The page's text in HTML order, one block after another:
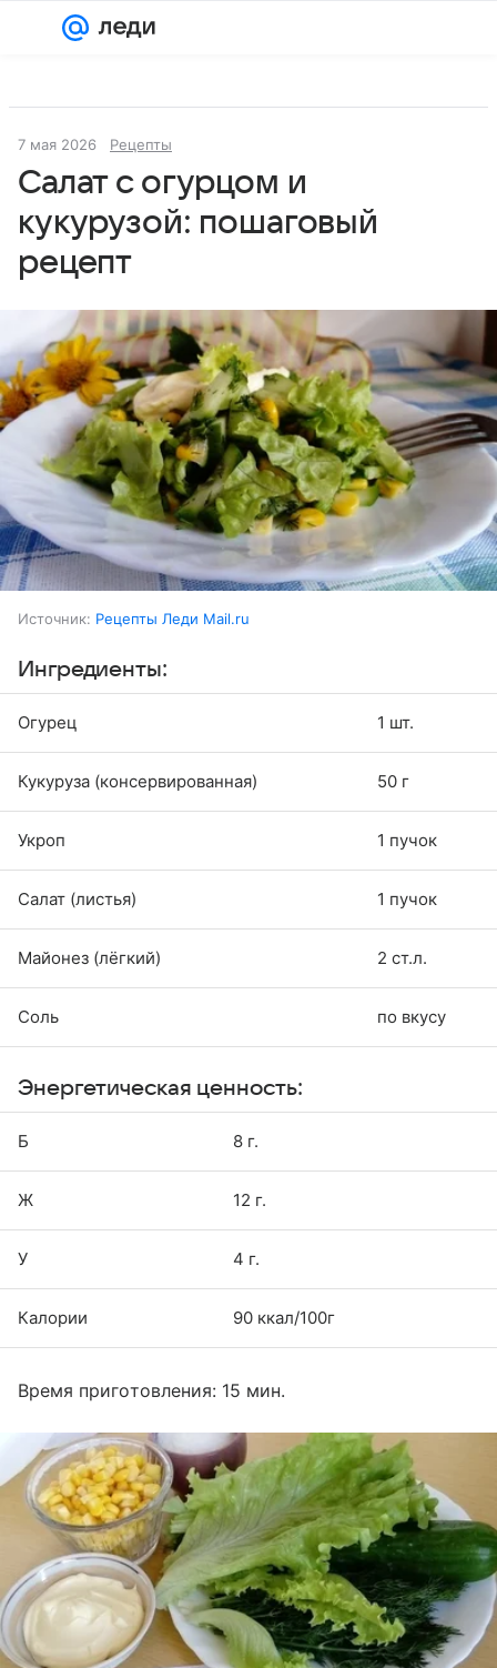
7 мая 2026 Рецепты
Салат с огурцом и
кукурузой: пошаговый
рецепт
Источник: Рецепты Леди Mail.ru
Ингредиенты:
Огурец 1 шт.
Кукуруза (консервированная) 50 г
Укроп 1 пучок
Салат (листья) 1 пучок
Майонез (лёгкий) 2 ст.л.
Соль по вкусу
Энергетическая ценность:
Б 8 г.
Ж 12 г.
У 4 г.
Калории 90 ккал/100г
Время приготовления: 15 мин.